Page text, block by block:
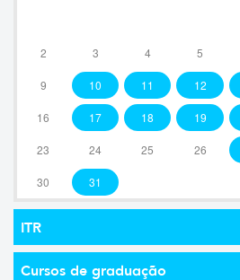
2 3 4 5
9 10 11 12
16 17 18 19
23 24 25 26
30 31
ITR
Cursos de graduação